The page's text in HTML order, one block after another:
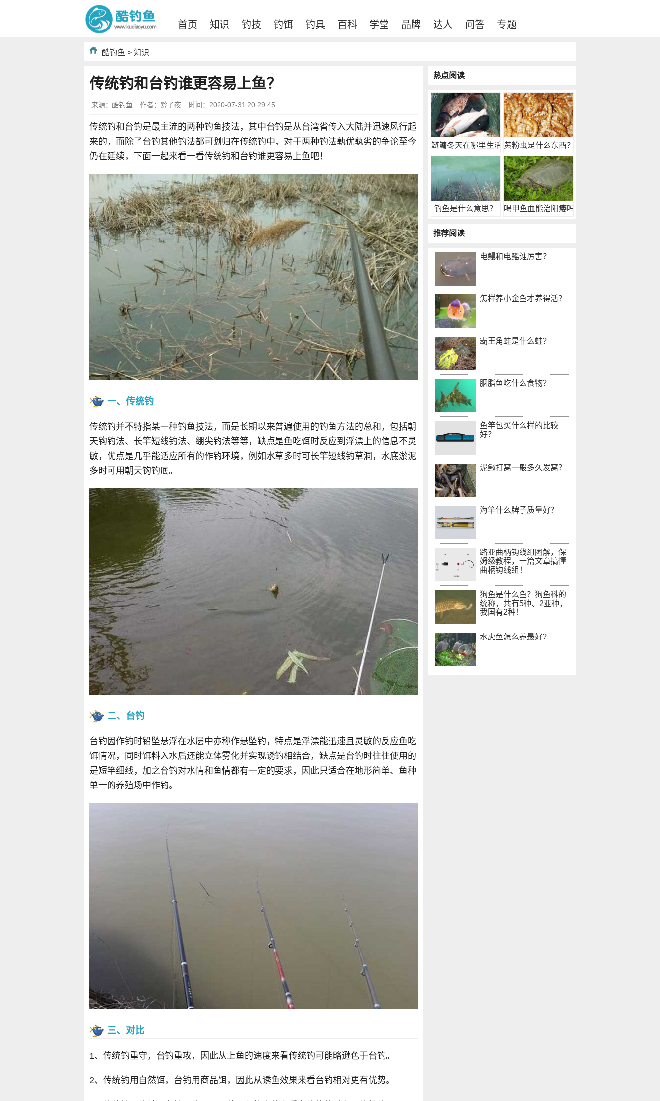
首页 知识 钓技 钓饵 钓具 百科 学堂 品牌 达人 问答 专题
酷钓鱼 > 知识
传统钓和台钓谁更容易上鱼？
来源：酷钓鱼 作者：黔子夜 时间：2020-07-31 20:29:45
传统钓和台钓是最主流的两种钓鱼技法，其中台钓是从台湾省传入大陆并迅速风行起
来的，而除了台钓其他钓法都可划归在传统钓中，对于两种钓法孰优孰劣的争论至今
仍在延续，下面一起来看一看传统钓和台钓谁更容易上鱼吧！
一、传统钓
传统钓并不特指某一种钓鱼技法，而是长期以来普遍使用的钓鱼方法的总和，包括朝
天钩钓法、长竿短线钓法、绷尖钓法等等，缺点是鱼吃饵时反应到浮漂上的信息不灵
敏，优点是几乎能适应所有的作钓环境，例如水草多时可长竿短线钓草洞，水底淤泥
多时可用朝天钩钓底。
二、台钓
台钓因作钓时铅坠悬浮在水层中亦称作悬坠钓，特点是浮漂能迅速且灵敏的反应鱼吃
饵情况，同时饵料入水后还能立体雾化并实现诱钓相结合，缺点是台钓时往往使用的
是短竿细线，加之台钓对水情和鱼情都有一定的要求，因此只适合在地形简单、鱼种
单一的养殖场中作钓。
三、对比
1、传统钓重守，台钓重攻，因此从上鱼的速度来看传统钓可能略逊色于台钓。
2、传统钓用自然饵，台钓用商品饵，因此从诱鱼效果来看台钓相对更有优势。
热点阅读
鲢鳙冬天在哪里生活？黄粉虫是什么东西？
钓鱼是什么意思？ 喝甲鱼血能治阳痿吗？
推荐阅读
电鳗和电鳐谁厉害？
怎样养小金鱼才养得活？
霸王角蛙是什么蛙？
胭脂鱼吃什么食物？
鱼竿包买什么样的比较
好？
泥鳅打窝一般多久发窝？
海竿什么牌子质量好？
路亚曲柄钩线组图解，保
姆级教程，一篇文章搞懂
曲柄钩线组！
狗鱼是什么鱼？狗鱼科的
统称，共有5种、2亚种，
我国有2种！
水虎鱼怎么养最好？